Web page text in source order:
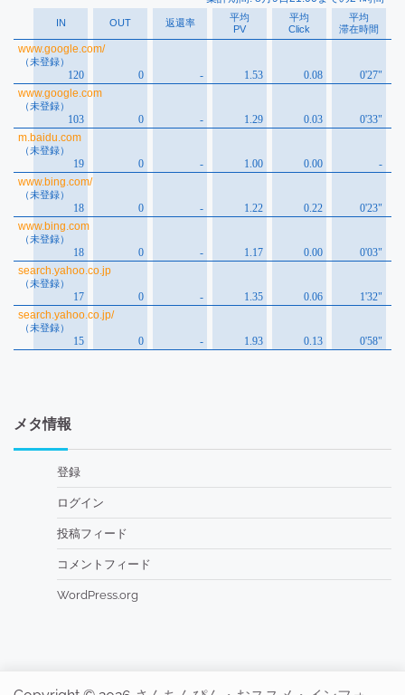
メタ情報
登録
ログイン
投稿フィード
コメントフィード
WordPress.org